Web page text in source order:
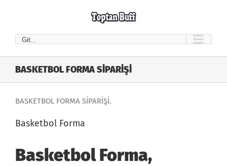
Git...
BASKETBOL FORMA SİPARİŞİ
BASKETBOL FORMA SİPARİŞİ.
Basketbol Forma
Basketbol Forma,